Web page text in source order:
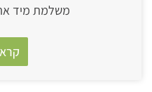
משלמת מיד